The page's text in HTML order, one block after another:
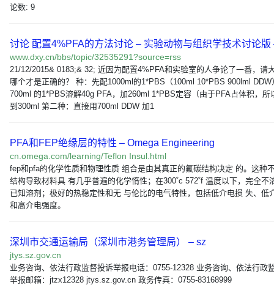
论数: 9
讨论 配置4%PFA的方法讨论 – 实验动物与组织学技术讨论
www.dxy.cn/bbs/topic/32535291?source=rss
21/12/2015& 0183;& 32; 近因为配置4%PFA和实验室的人争论了一番，请
哪个才是正确的？ 种：先配1000ml的1*PBS（100ml 10*PBS 900lml DDW
700ml 的1*PBS溶解40g PFA，加260ml 1*PBS定容（由于PFA占体积，所
到300ml 第二种：直接用700ml DDW 加1
PFA和FEP绝缘层的特性 – Omega Engineering
cn.omega.com/learning/Teflon Insul.html
fep和pfa的化学性质和物理性质 组合是由其真正的氟碳结构决定 的。这种
结构导致材料具 有几乎普遍的化学惰性；在300˚c 572˚f 温度以下，完全不
已知溶剂；极好的热稳定性和无 与伦比的电气特性，包括低介电损 失、低
和高介电强度。
深圳市交通运输局（深圳市港务管理局） – sz
jtys.sz.gov.cn
业务咨询、依法行政监督投诉举报电话：0755-12328 业务咨询、依法行政
举报邮箱：jtzx12328 jtys.sz.gov.cn 政务传真：0755-83168999